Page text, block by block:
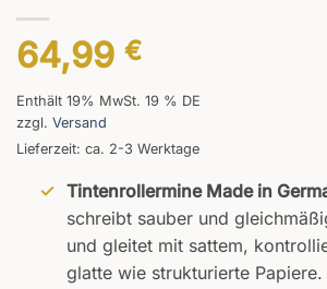
64,99 €
Enthält 19% MwSt. 19 % DE
zzgl. Versand
Lieferzeit: ca. 2-3 Werktage
Tintenrollermine Made in
schreibt sauber und
und gleitet mit sattem,
glatte wie strukturierte Papiere.